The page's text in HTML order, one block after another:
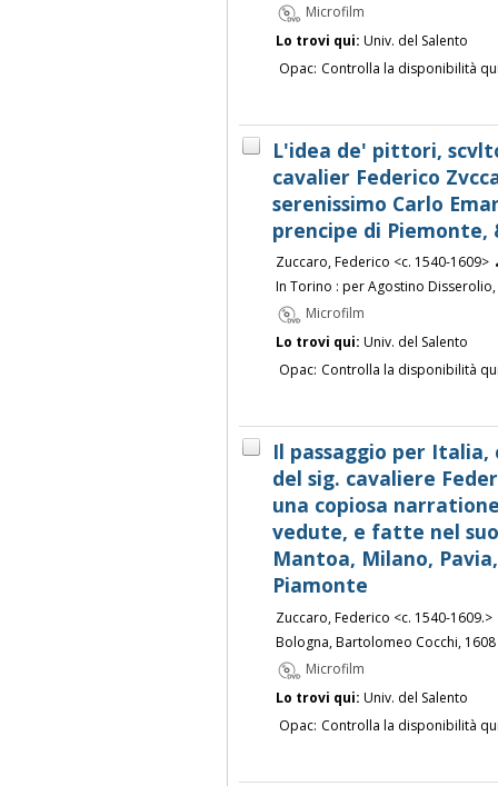
Microfilm
Lo trovi qui: Univ. del Salento
Opac: Controlla la disponibilità
L'idea de' pittori,
cavalier Federico
serenissimo Carlo
prencipe di Piemonte,
Zuccaro, Federico <c. 1540-1609>
In Torino : per Agostino
Microfilm
Lo trovi qui: Univ. del Salento
Opac: Controlla la disponibilità
Il passaggio per
del sig. cavaliere
una copiosa
vedute, e fatte nel
Mantoa, Milano,
Piamonte
Zuccaro, Federico <c. 1540-1609.>
Bologna, Bartolomeo Cocchi, 1608
Microfilm
Lo trovi qui: Univ. del Salento
Opac: Controlla la disponibilità